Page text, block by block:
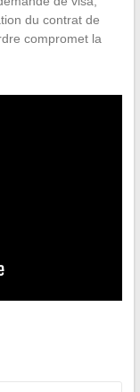
du contrat de
compromet la